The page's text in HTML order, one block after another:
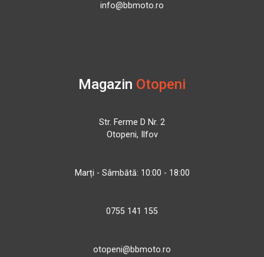
info@bbmoto.ro
Magazin Otopeni
Str. Ferme D Nr. 2
Otopeni, Ilfov
Marți - Sâmbătă: 10:00 - 18:00
0755 141 155
otopeni@bbmoto.ro